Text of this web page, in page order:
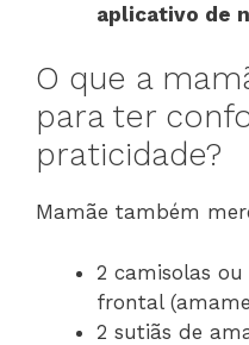
aplicativo de
O que a
para ter
praticidade?
Mamãe também
2 camisolas
frontal
2 sutiãs de